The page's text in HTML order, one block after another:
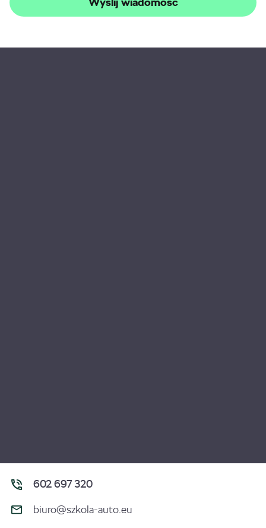
602 697 320
biuro@szkola-auto.eu